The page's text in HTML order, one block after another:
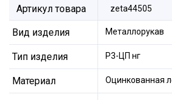
Артикул товара zeta44505
Вид изделия Металлорукав
Тип изделия Р3-ЦП нг
Материал Оцинкованная